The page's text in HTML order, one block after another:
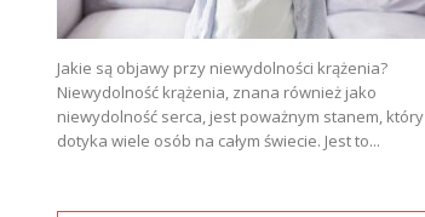
Jakie są objawy przy niewydolności krążenia?
Niewydolność krążenia, znana również jako
niewydolność serca, jest poważnym stanem, który
dotyka wiele osób na całym świecie. Jest to...